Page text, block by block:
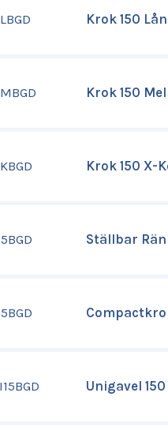
Krok 150
Krok 150
Krok 150 X-
Ställbar
Unigavel